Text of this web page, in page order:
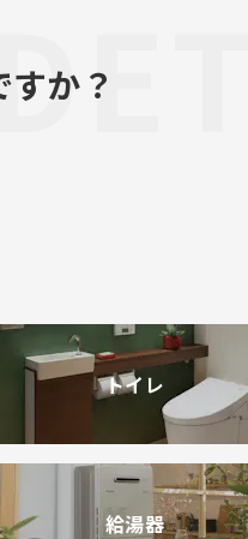
か？
トイレ
給湯器